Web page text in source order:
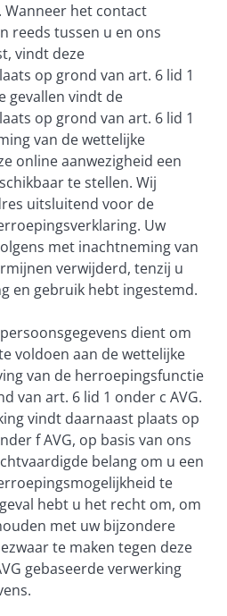
het contact
reeds tussen u en ons
vindt deze
op grond van art. 6 lid 1
gevallen vindt de
op grond van art. 6 lid 1
van de wettelijke
online aanwezigheid een
te stellen. Wij
uitsluitend voor de
Uw
met inachtneming van
verwijderd, tenzij u
en gebruik hebt ingestemd.
dient om
voldoen aan de wettelijke
van de herroepingsfunctie
van art. 6 lid 1 onder c AVG.
vindt daarnaast plaats op
f AVG, op basis van ons
belang om u een
te
hebt u het recht om, om
met uw bijzondere
te maken tegen deze
gebaseerde verwerking